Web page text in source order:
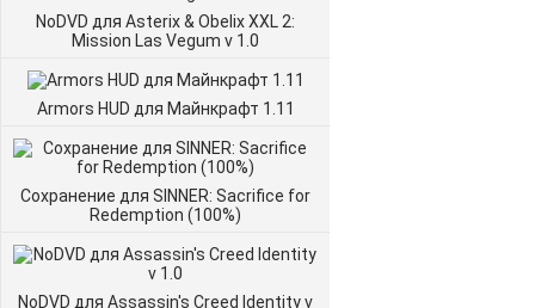
NoDVD для Asterix & Obelix XXL 2:
Mission Las Vegum v 1.0
Armors HUD для Майнкрафт 1.11
Сохранение для SINNER: Sacrifice for
Redemption (100%)
NoDVD для Assassin's Creed Identity v